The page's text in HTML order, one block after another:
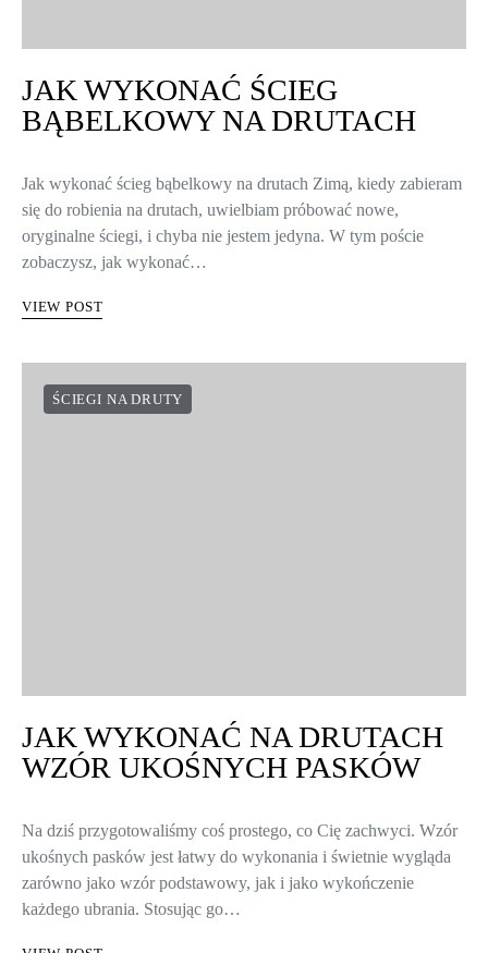
JAK WYKONAĆ ŚCIEG
BĄBELKOWY NA DRUTACH
Jak wykonać ścieg bąbelkowy na drutach Zimą, kiedy zabieram
się do robienia na drutach, uwielbiam próbować nowe,
oryginalne ściegi, i chyba nie jestem jedyna. W tym poście
zobaczysz, jak wykonać…
VIEW POST
ŚCIEGI NA DRUTY
JAK WYKONAĆ NA DRUTACH
WZÓR UKOŚNYCH PASKÓW
Na dziś przygotowaliśmy coś prostego, co Cię zachwyci. Wzór
ukośnych pasków jest łatwy do wykonania i świetnie wygląda
zarówno jako wzór podstawowy, jak i jako wykończenie
każdego ubrania. Stosując go…